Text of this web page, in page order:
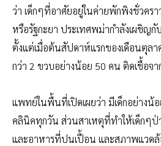
ว่า เด็กๆที่อาศัยอยู่ในค่ายพักพิงชั่วคราว
หรือรัฐกะยา ประเทศพม่ากำลังเผชิญกั
ตั้งแต่เมื่อต้นสัปดาห์แรกของเดือนตุล
กว่า 2 ขวบอย่างน้อย 50 คน ติดเชื้อจา
แพทย์ในพื้นที่เปิดเผยว่า มีเด็กอย่างน้
คลินิคทุกวัน ส่วนสาเหตุที่ทำให้เด็กๆป่
และอาหารที่ปนเปื้อน และสภาพแวดล้